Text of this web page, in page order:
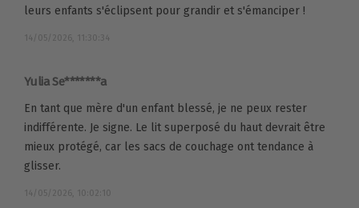
leurs enfants s'éclipsent pour grandir et s'émanciper !
14/05/2026, 11:30:34
Yulia Se*******a
En tant que mère d'un enfant blessé, je ne peux rester
indifférente. Je signe. Le lit superposé du haut devrait être
mieux protégé, car les sacs de couchage ont tendance à
glisser.
14/05/2026, 10:02:10